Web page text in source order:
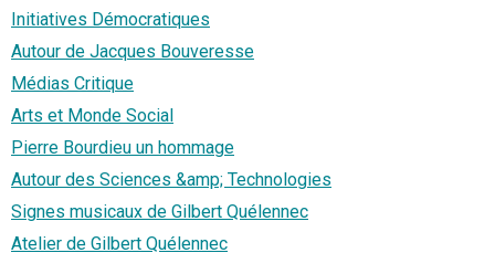
Initiatives Démocratiques
Autour de Jacques Bouveresse
Médias Critique
Arts et Monde Social
Pierre Bourdieu un hommage
Autour des Sciences &amp; Technologies
Signes musicaux de Gilbert Quélennec
Atelier de Gilbert Quélennec